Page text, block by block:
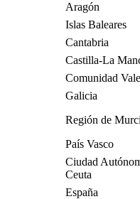
Aragón
Islas Baleares
Cantabria
Castilla-La
Comunidad
Galicia
Región de
País Vasco
Ciudad
Ceuta
España